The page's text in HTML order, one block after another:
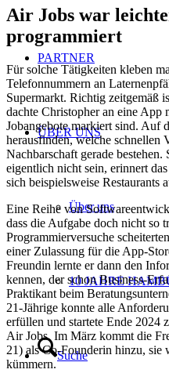
PARTNER
ÜBER UNS
Über uns
10 JAHRE
Suche
Air Jobs war
programmiert
Für solche Tätigkeiten kleben
Telefonnummern an
Supermarkt. Richtig zeitgemäß
dachte Christopher an eine App
Jobangebote markiert sind. Auf
herausfinden, welche schnellen
Nachbarschaft gerade
eigentlich nicht sein, erinnert
sich beispielsweise Restaurants
Eine Reihe von
dass die Aufgabe doch nicht so
Programmierversuche
einer Zulassung für die App-
Freundin lernte er dann den
kennen, der schon Business-
Praktikant beim
21-Jährige konnte alle
erfüllen und startete Ende 2024
Air Jobs. Im März kommt die
21) als Co-Founderin hinzu, sie
kümmern.